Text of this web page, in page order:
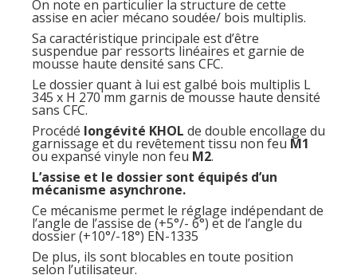
On note en particulier la structure de cette
assise en acier mécano soudée/ bois multiplis.
Sa caractéristique principale est d’être
suspendue par ressorts linéaires et garnie de
mousse haute densité sans CFC.
Le dossier quant à lui est galbé bois multiplis L
345 x H 270 mm garnis de mousse haute densité
sans CFC.
Procédé longévité KHOL de double encollage du
garnissage et du revêtement tissu non feu M1
ou expansé vinyle non feu M2.
L’assise et le dossier sont équipés d’un
mécanisme asynchrone.
Ce mécanisme permet le réglage indépendant de
l’angle de l’assise de (+5°/- 6°) et de l’angle du
dossier (+10°/-18°) EN-1335
De plus, ils sont blocables en toute position
selon l’utilisateur.